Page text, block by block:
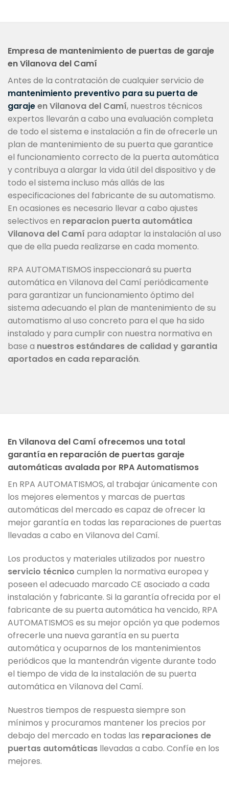
Empresa de mantenimiento de puertas de garaje
en Vilanova del Camí
Antes de la contratación de cualquier servicio de
mantenimiento preventivo para su puerta de
garajeen Vilanova del Camí, nuestros técnicos
expertos llevarán a cabo una evaluación completa
de todo el sistema e instalación a fin de ofrecerle un
plan de mantenimiento de su puerta que garantice
el funcionamiento correcto de la puerta automática
y contribuya a alargar la vida útil del dispositivo y de
todo el sistema incluso más allás de las
especificaciones del fabricante de su automatismo.
En ocasiones es necesario llevar a cabo ajustes
selectivos en reparacion puerta automática
Vilanova del Camí para adaptar la instalación al uso
que de ella pueda realizarse en cada momento.
RPA AUTOMATISMOS inspeccionará su puerta
automática en Vilanova del Camí periódicamente
para garantizar un funcionamiento óptimo del
sistema adecuando el plan de mantenimiento de su
automatismo al uso concreto para el que ha sido
instalado y para cumplir con nuestra normativa en
base a nuestros estándares de calidad y garantia
aportados en cada reparación.
En Vilanova del Camí ofrecemos una total
garantía en reparación de puertas garaje
automáticas avalada por RPA Automatismos
En RPA AUTOMATISMOS, al trabajar únicamente con
los mejores elementos y marcas de puertas
automáticas del mercado es capaz de ofrecer la
mejor garantía en todas las reparaciones de puertas
llevadas a cabo en Vilanova del Camí.
Los productos y materiales utilizados por nuestro
servicio técnico cumplen la normativa europea y
poseen el adecuado marcado CE asociado a cada
instalación y fabricante. Si la garantía ofrecida por el
fabricante de su puerta automática ha vencido, RPA
AUTOMATISMOS es su mejor opción ya que podemos
ofrecerle una nueva garantía en su puerta
automática y ocuparnos de los mantenimientos
periódicos que la mantendrán vigente durante todo
el tiempo de vida de la instalación de su puerta
automática en Vilanova del Camí.
Nuestros tiempos de respuesta siempre son
mínimos y procuramos mantener los precios por
debajo del mercado en todas las reparaciones de
puertas automáticas llevadas a cabo. Confíe en los
mejores.